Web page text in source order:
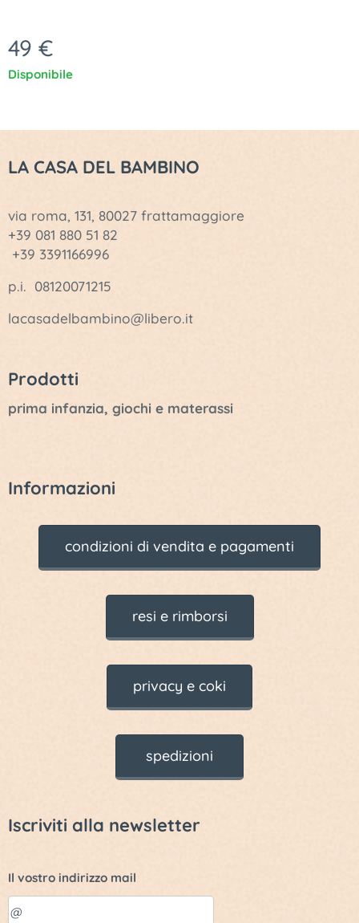
49 €
Disponibile
LA CASA DEL BAMBINO
via roma, 131, 80027 frattamaggiore
+39 081 880 51 82
+39 3391166996
p.i. 08120071215
lacasadelbambino@libero.it
Prodotti
prima infanzia, giochi e materassi
Informazioni
condizioni di vendita e pagamenti
resi e rimborsi
privacy e coki
spedizioni
Iscriviti alla newsletter
Il vostro indirizzo mail